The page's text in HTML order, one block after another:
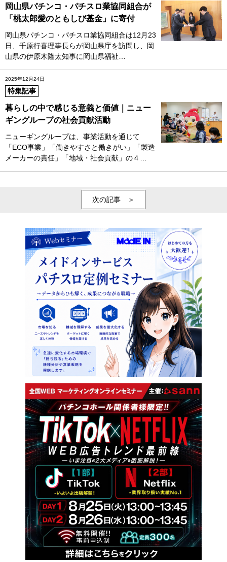
岡山県パチンコ・パチスロ業協同組合が
「桃太郎愛のともしび基金」に寄付
岡山県パチンコ・パチスロ業協同組合は12月23
日、千原行喜理事長らが岡山県庁を訪問し、岡
山県の伊原木隆太知事に岡山県福祉…
2025年12月24日
特集記事
暮らしの中で感じる意義と価値｜ニュー
ギングループの社会貢献活動
ニューギングループは、事業活動を通じて
「ECO事業」「働きやすさと働きがい」「製造
メーカーの責任」「地域・社会貢献」の４…
次の記事 ＞